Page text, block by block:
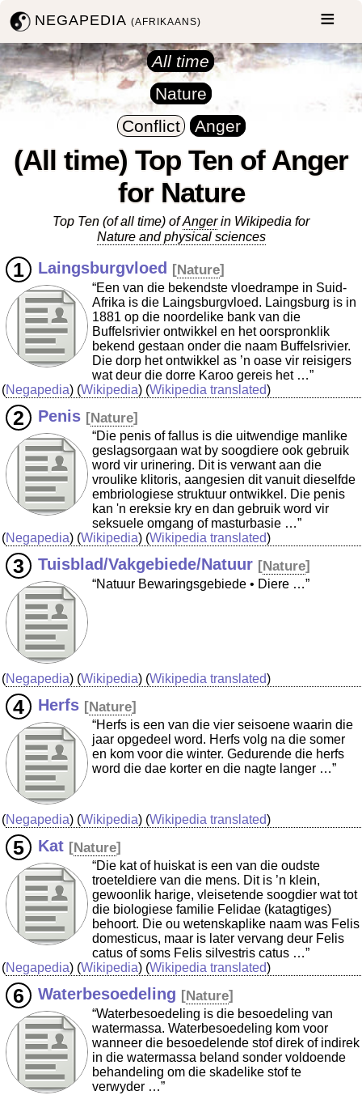
NEGAPEDIA(AFRIKAANS)
All time
Nature
Conflict
Anger
(All time) Top Ten of Anger
for Nature
Top Ten (of all time) ofAngerin Wikipedia for
Nature and physical sciences
Laingsburgvloed [Nature]
“Een van die bekendste vloedrampe in Suid-
Afrika is die Laingsburgvloed. Laingsburg is in
1881 op die noordelike bank van die
Buffelsrivier ontwikkel en het oorspronklik
bekend gestaan onder die naam Buffelsrivier.
Die dorp het ontwikkel as ’n oase vir reisigers
wat deur die dorre Karoo gereis het …”
(Negapedia) (Wikipedia) (Wikipedia translated)
Penis [Nature]
“Die penis of fallus is die uitwendige manlike
geslagsorgaan wat by soogdiere ook gebruik
word vir urinering. Dit is verwant aan die
vroulike klitoris, aangesien dit vanuit dieselfde
embriologiese struktuur ontwikkel. Die penis
kan 'n ereksie kry en dan gebruik word vir
seksuele omgang of masturbasie …”
(Negapedia) (Wikipedia) (Wikipedia translated)
Tuisblad/Vakgebiede/Natuur [Nature]
“Natuur Bewaringsgebiede • Diere …”
(Negapedia) (Wikipedia) (Wikipedia translated)
Herfs [Nature]
“Herfs is een van die vier seisoene waarin die
jaar opgedeel word. Herfs volg na die somer
en kom voor die winter. Gedurende die herfs
word die dae korter en die nagte langer …”
(Negapedia) (Wikipedia) (Wikipedia translated)
Kat [Nature]
“Die kat of huiskat is een van die oudste
troeteldiere van die mens. Dit is ’n klein,
gewoonlik harige, vleisetende soogdier wat tot
die biologiese familie Felidae (katagtiges)
behoort. Die ou wetenskaplike naam was Felis
domesticus, maar is later vervang deur Felis
catus of soms Felis silvestris catus …”
(Negapedia) (Wikipedia) (Wikipedia translated)
Waterbesoedeling [Nature]
“Waterbesoedeling is die besoedeling van
watermassa. Waterbesoedeling kom voor
wanneer die besoedelende stof direk of indirek
in die watermassa beland sonder voldoende
behandeling om die skadelike stof te
verwyder …”